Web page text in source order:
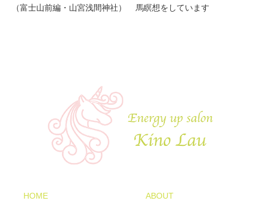
（富士山前編・山宮浅間神社）
馬瞑想をしています
HOME ABOUT